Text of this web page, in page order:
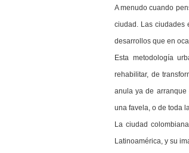
A menudo cuando
ciudad. Las ciudades
desarrollos que en
Esta metodología
rehabilitar, de
anula ya de arranque
una favela, o de toda
La ciudad
Latinoamérica, y su